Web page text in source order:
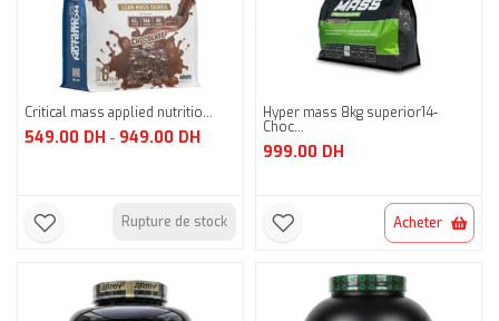
Critical mass applied nutritio...
549.00 DH - 949.00 DH
Rupture de stock
Hyper mass 8kg superior14-
Choc...
999.00 DH
Acheter